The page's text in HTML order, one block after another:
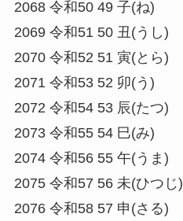
2068 令和50 49 子(ね)
2069 令和51 50 丑(うし)
2070 令和52 51 寅(とら)
2071 令和53 52 卯(う)
2072 令和54 53 辰(たつ)
2073 令和55 54 巳(み)
2074 令和56 55 午(うま)
2075 令和57 56 未(ひつじ)
2076 令和58 57 申(さる)